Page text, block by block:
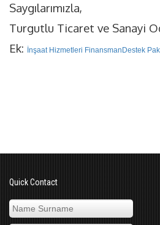
Saygılarımızla,
Turgutlu Ticaret ve Sanayi
Ek:
İnşaat Hizmetleri FinansmanDestek
Quick Contact